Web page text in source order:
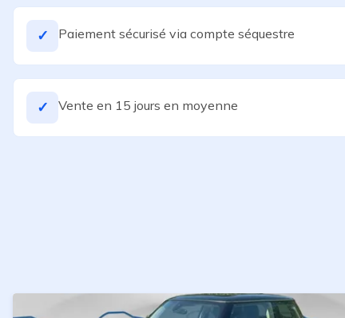
✓ Paiement sécurisé via compte séquestre
✓ Vente en 15 jours en moyenne